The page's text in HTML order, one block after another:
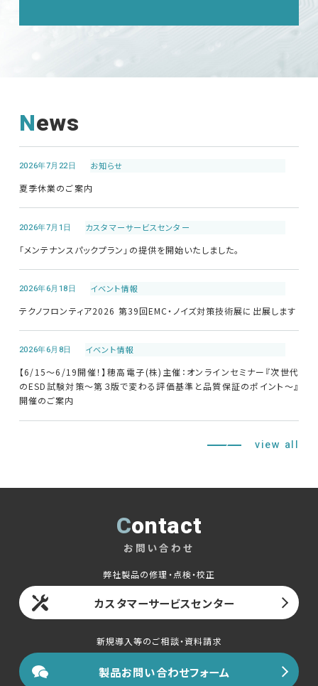
News
2026年7月22日 お知らせ
夏季休業のご案内
2026年7月1日 カスタマーサービスセンター
「メンテナンスパックプラン」の提供を開始いたしました。
2026年6月18日 イベント情報
テクノフロンティア2026 第39回EMC・ノイズ対策技術展に出展します
2026年6月8日 イベント情報
【6/15～6/19開催！】穂高電子(株)主催：オンラインセミナー『次世代
のESD試験対策～第３版で変わる評価基準と品質保証のポイント～』
開催のご案内
view all
Contact
お問い合わせ
弊社製品の修理・点検・校正
カスタマーサービスセンター
新規導入等のご相談・資料請求
製品お問い合わせフォーム